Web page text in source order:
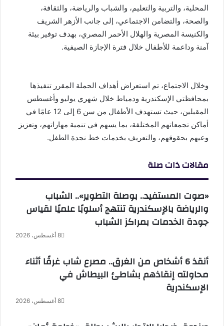
المحلية، والتربية والتعليم، والشباب والرياضة، والثقافة،
والصحة، والتضامن الاجتماعي، إلى جانب الأزهر الشريف
والكنيسة المصرية والهلال الأحمر المصري، بهدف توفير بيئة
آمنة وداعمة للأطفال خلال فترة الإجازة الصيفية.
وخلال الاجتماع، تم استعراض أهداف الحملة المقرر تنفيذها
بمحافظتي الإسكندرية ودمياط خلال شهري يوليو وأغسطس
المقبلين، حيث تستهدف الأطفال من سن 6 إلى 12 عامًا في
أماكن تجمعاتهم المختلفة، بما يسهم في تنمية مهاراتهم، وتعزيز
وعيهم بحقوقهم، والتعريف بخدمات خط نجدة الطفل.
مقالات ذات صلة
«صوت المستفيد.. بوصلة التطوير».. الشباب
والرياضة بالإسكندرية تنتهج أسلوبًا علميًا لقياس
جودة الخدمات بمراكز الشباب
8 أغسطس، 2026
أنقذ 6 أشخاص من الغرق.. مصرع شاب غرقًا أثناء
محاولته إنقاذهم بشاطئ البيطاش في
الإسكندرية
8 أغسطس، 2026